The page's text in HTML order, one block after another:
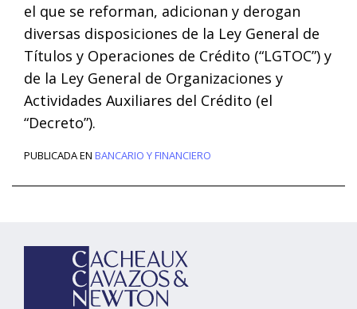
el que se reforman, adicionan y derogan
diversas disposiciones de la Ley General de
Títulos y Operaciones de Crédito (“LGTOC”) y
de la Ley General de Organizaciones y
Actividades Auxiliares del Crédito (el
“Decreto”).
PUBLICADA EN BANCARIO Y FINANCIERO